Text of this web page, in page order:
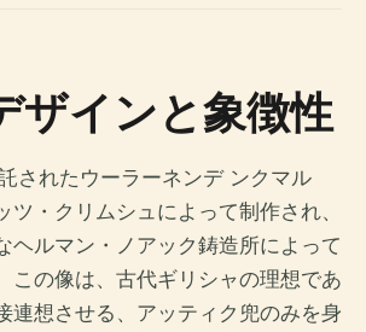
ザインと象徴性
されたウーラーネンデ ンクマル
ツ・クリムシュによって制作され、
ヘルマン・ノアック鋳造所によって
この像は、古代ギリシャの理想であ
連想させる、アッティク兜のみを身